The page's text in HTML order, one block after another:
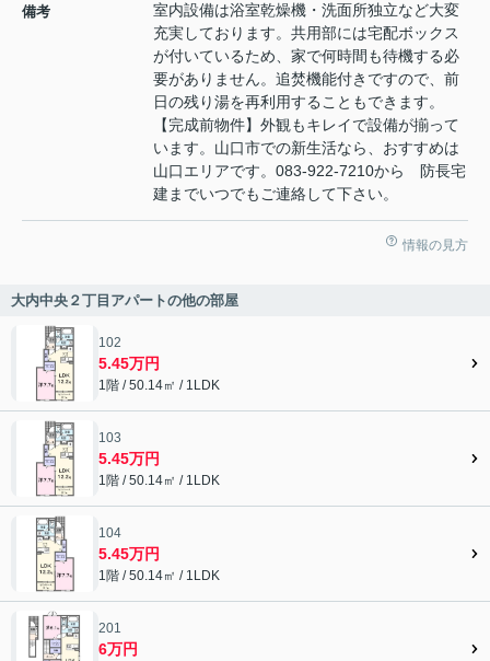
備考
室内設備は浴室乾燥機・洗面所独立など大変
充実しております。共用部には宅配ボックス
が付いているため、家で何時間も待機する必
要がありません。追焚機能付きですので、前
日の残り湯を再利用することもできます。
【完成前物件】外観もキレイで設備が揃って
います。山口市での新生活なら、おすすめは
山口エリアです。083-922-7210から 防長宅
建までいつでもご連絡して下さい。
情報の見方
大内中央２丁目アパートの他の部屋
102
5.45万円
1階 / 50.14㎡ / 1LDK
103
5.45万円
1階 / 50.14㎡ / 1LDK
104
5.45万円
1階 / 50.14㎡ / 1LDK
201
6万円